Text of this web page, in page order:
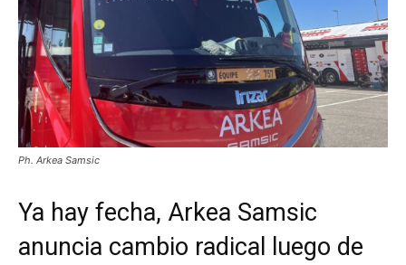
Ph. Arkea Samsic
Ya hay fecha, Arkea Samsic
anuncia cambio radical luego de